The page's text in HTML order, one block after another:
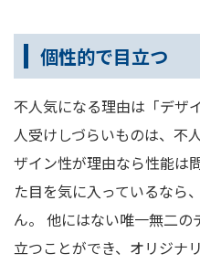
個性的で目立つ
不人気になる理由は「デザ
人受けしづらいものは、不
ザイン性が理由なら性能は
た目を気に入っているなら
ん。 他にはない唯一無二
立つことができ、オリジナ